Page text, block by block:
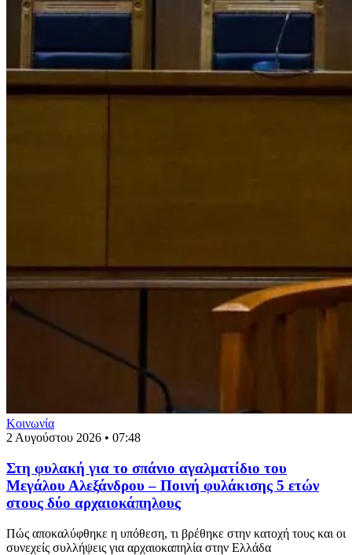
Κοινωνία
2 Αυγούστου 2026 • 07:48
Στη φυλακή για το σπάνιο αγαλματίδιο του
Μεγάλου Αλεξάνδρου – Ποινή φυλάκισης 5 ετών
στους δύο αρχαιοκάπηλους
Πώς αποκαλύφθηκε η υπόθεση, τι βρέθηκε στην κατοχή τους και οι
συνεχείς συλλήψεις για αρχαιοκαπηλία στην Ελλάδα